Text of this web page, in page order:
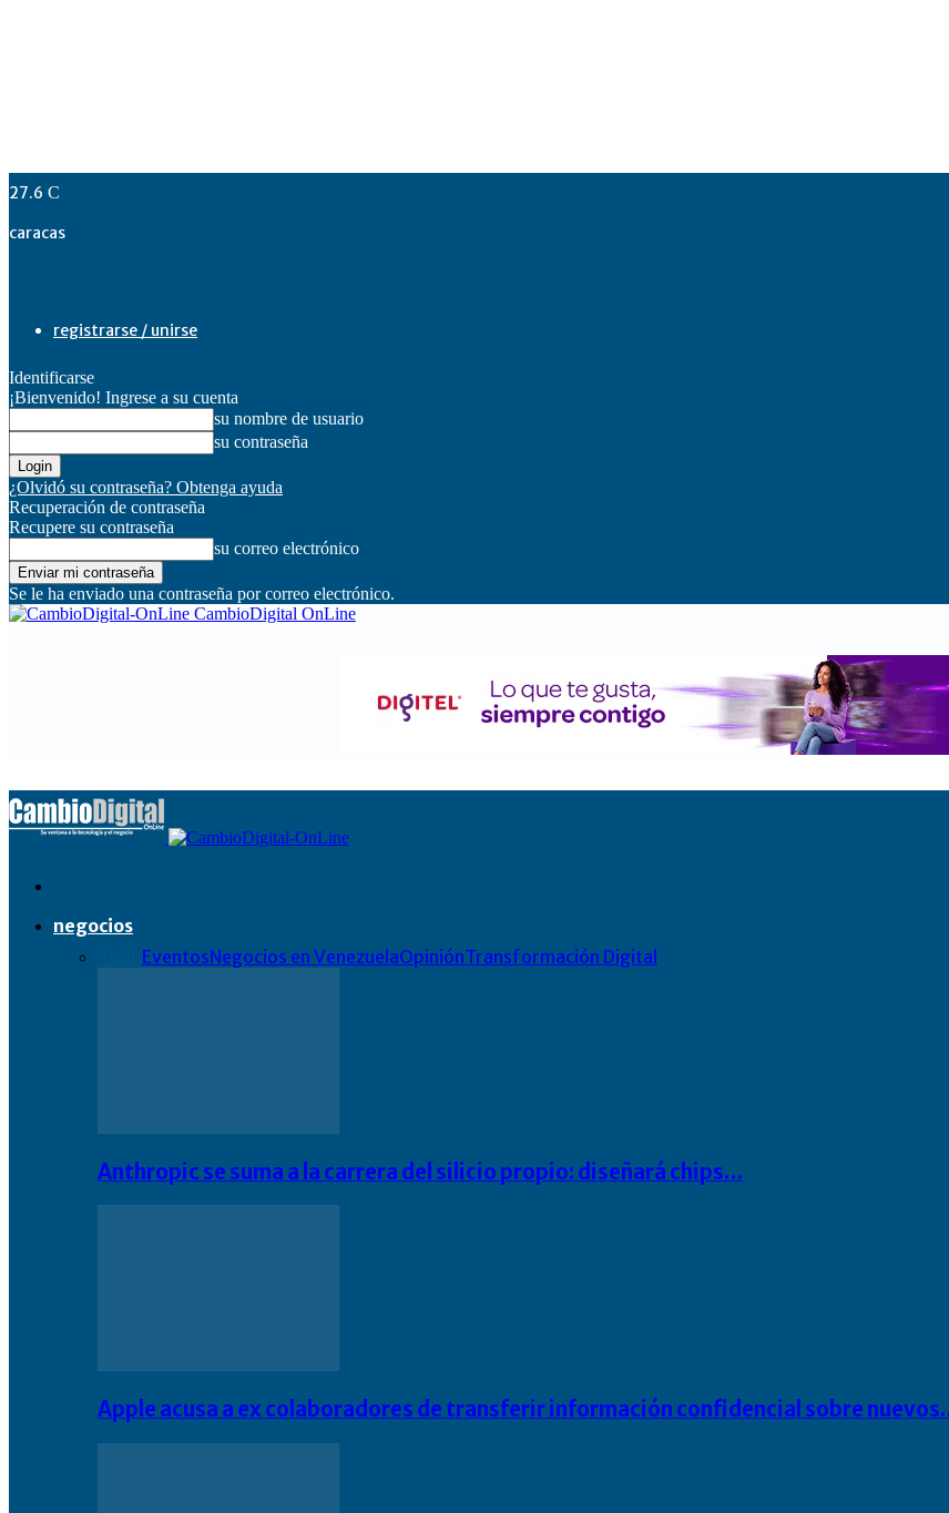
27.6 C
caracas
registrarse / unirse
Identificarse
¡Bienvenido! Ingrese a su cuenta
su nombre de usuario
su contraseña
¿Olvidó su contraseña? Obtenga ayuda
Recuperación de contraseña
Recupere su contraseña
su correo electrónico
Se le ha enviado una contraseña por correo electrónico.
CambioDigital OnLine
negocios
EventosNegocios en VenezuelaOpiniónTransformación Digital
Anthropic se suma a la carrera del silicio propio: diseñará chips…
Apple acusa a ex colaboradores de transferir información confidencial sobre